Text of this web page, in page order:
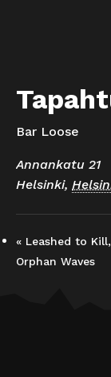
Bar Loose
Annankatu 21
Helsinki,
« Leashed to Kill,
Orphan Waves